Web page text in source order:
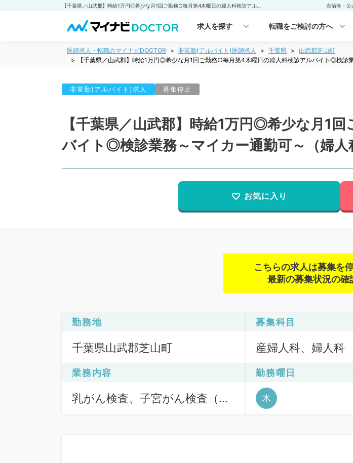
自治体・
求人を探す 転職をご検討の方へ
医師求人・転職のマイナビDOCTOR 非常勤(アルバイト)医師求人 千葉県
山武郡芝山町
【千葉県／山武郡】時給1万円◎希少な月1回ご勤務○毎月第4木曜日の婦人科検診アルバイト◎検診
非常勤(アルバイト)求人 募集停止
【千葉県／山武郡】時給1万円◎希少な月1
バイト◎検診業務～マイカー通勤可～（婦人
お気に入り
こちらの求人は募集を
最新の募集状況の確
勤務地
千葉県山武郡芝山町
募集科目
産婦人科、婦人科
業務内容
乳がん検査、子宮がん検査（体
勤務曜日
木